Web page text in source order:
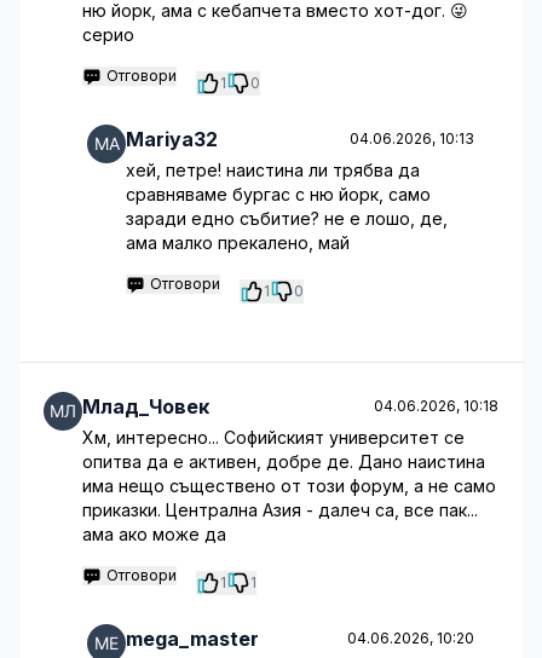
ню йорк, ама с кебапчета вместо хот-дог. 😜
серио
Отговори 1 0
Mariya32 04.06.2026, 10:13
хей, петре! наистина ли трябва да
сравняваме бургас с ню йорк, само
заради едно събитие? не е лошо, де,
ама малко прекалено, май
Отговори 1 0
Млад_Човек 04.06.2026, 10:18
Хм, интересно... Софийският университет се
опитва да е активен, добре де. Дано наистина
има нещо съществено от този форум, а не само
приказки. Централна Азия - далеч са, все пак...
ама ако може да
Отговори 1 1
mega_master 04.06.2026, 10:20